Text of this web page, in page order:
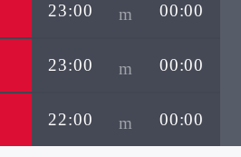
23:00 00:00
23:00 00:00
22:00 00:00